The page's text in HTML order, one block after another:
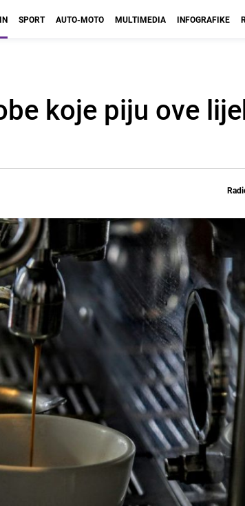
SPORT AUTO-MOTO MULTIMEDIA INFOGRAFIKE
koje piju ove